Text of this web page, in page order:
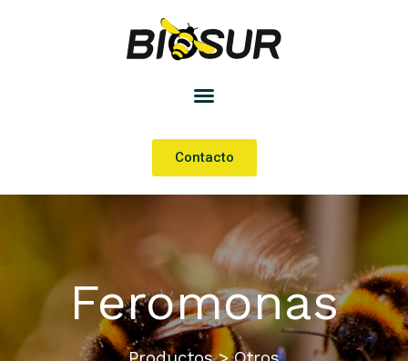
Contacto
Feromonas